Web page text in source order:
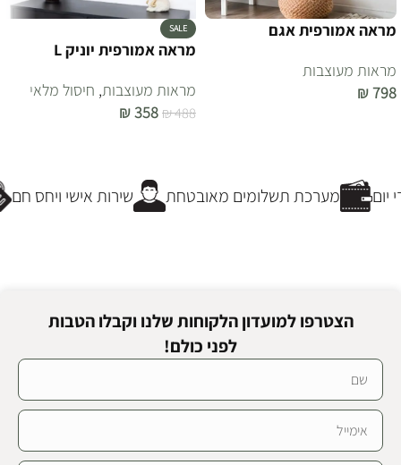
מראה אמורפית אגם
מראות מעוצבות
₪798
SALE
מראה אמורפית יוניק L
מראות מעוצבות, חיסול מלאי
₪488
₪358
שירות אישי ויחס חם מערכת תשלומים מאובטחת
הצטרפו למועדון הלקוחות שלנו וקבלו הטבות
לפני כולם!